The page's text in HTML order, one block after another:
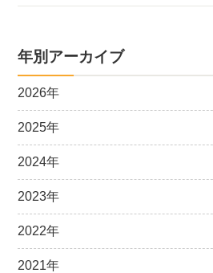
年別アーカイブ
2026年
2025年
2024年
2023年
2022年
2021年